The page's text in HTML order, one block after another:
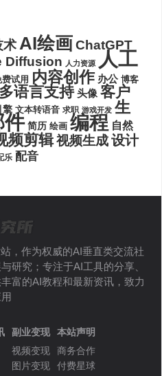
术AI绘画ChatGPT
Diffusion 人力资源 人工
费试用 内容创作 办公 博客
多语言支持 头像 客户
擎 文本转语音 求职 游戏开发 生
件 简历 绘画 编程 自然
频剪辑视频生成设计
乐 配音
，作为权威的AI垂直类交流社
研究；专注于AI工具的分享、
富的AI教程和最新资讯，致力
副业变现
视频变现
图片变现
本站声明
商务合作
付费星球